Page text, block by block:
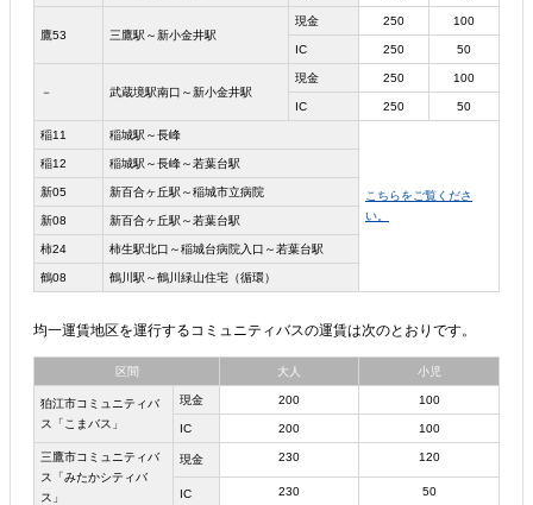
鷹53 三鷹駅～新小金井駅
現金 250 100
IC 250 50
－ 武蔵境駅南口～新小金井駅
現金 250 100
IC 250 50
稲11 稲城駅～長峰
こちらをご覧くださ
い。
稲12 稲城駅～長峰～若葉台駅
新05 新百合ヶ丘駅～稲城市立病院
新08 新百合ヶ丘駅～若葉台駅
柿24 柿生駅北口～稲城台病院入口～若葉台駅
鶴08 鶴川駅～鶴川緑山住宅（循環）
均一運賃地区を運行するコミュニティバスの運賃は次のとおりです。
区間 大人 小児
狛江市コミュニティバ
ス「こまバス」
現金 200 100
IC 200 100
三鷹市コミュニティバ
ス「みたかシティバ
ス」
現金 230 120
IC 230 50